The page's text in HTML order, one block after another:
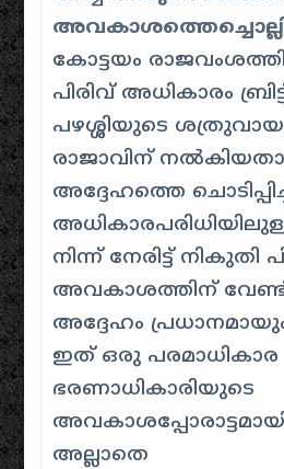
കോട്ടയം
പിരിവ് അധികാരം
പഴശ്ശിയുടെ
രാജാവിന്
അദ്ദേഹത്തെ
നിന്ന് നേരിട്ട് നികുതി
അവകാശത്തിന്
അദ്ദേഹം
ഇത് ഒരു പരമാധികാര
ഭരണാധികാരിയുടെ
അല്ലാതെ